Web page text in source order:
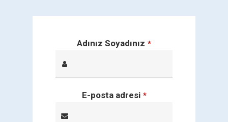
Adınız Soyadınız *
E-posta adresi *